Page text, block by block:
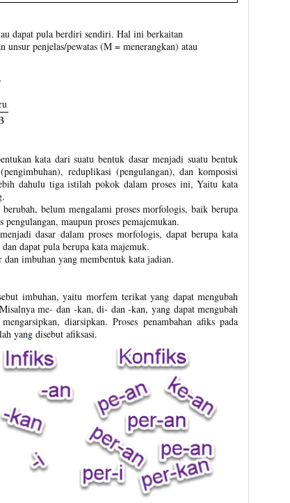
dapat pula berdiri sendiri. Hal ini berkaitan
penjelas/pewatas (M = menerangkan) atau
kata dari suatu bentuk dasar menjadi suatu bentuk
reduplikasi (pengulangan), dan komposisi
dahulu tiga istilah pokok dalam proses ini, Yaitu kata
belum mengalami proses morfologis, baik berupa
pengulangan, maupun proses pemajemukan.
dasar dalam proses morfologis, dapat berupa kata
dapat pula berupa kata majemuk.
dan imbuhan yang membentuk kata jadian.
imbuhan, yaitu morfem terikat yang dapat mengubah
me- dan -kan, di- dan -kan, yang dapat mengubah
diarsipkan. Proses penambahan afiks pada
yang disebut afiksasi.